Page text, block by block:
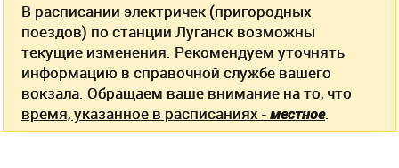
В расписании электричек (пригородных
поездов) по станции Луганск возможны
текущие изменения. Рекомендуем уточнять
информацию в справочной службе вашего
вокзала. Обращаем ваше внимание на то, что
время, указанное в расписаниях -местное.